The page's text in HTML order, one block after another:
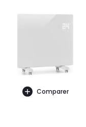
Comparer